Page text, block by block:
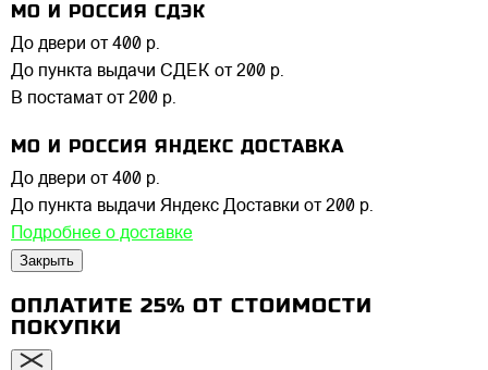
МО И РОССИЯ СДЭК
До двери от 400 р.
До пункта выдачи СДЕК от 200 р.
В постамат от 200 р.
МО И РОССИЯ ЯНДЕКС ДОСТАВКА
До двери от 400 р.
До пункта выдачи Яндекс Доставки от 200 р.
Подробнее о доставке
Закрыть
ОПЛАТИТЕ 25% ОТ СТОИМОСТИ
ПОКУПКИ